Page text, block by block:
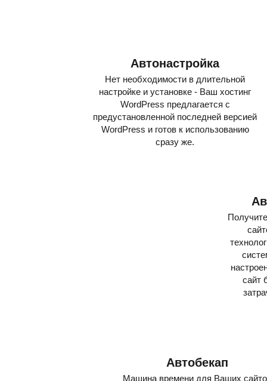
Автонастройка
Нет необходимости в длительной
настройке и установке - Ваш хостинг
WordPress предлагается с
предустановленной последней версией
WordPress и готов к использованию
сразу же.
сайт
Автобекап
Машина времени для Ваших